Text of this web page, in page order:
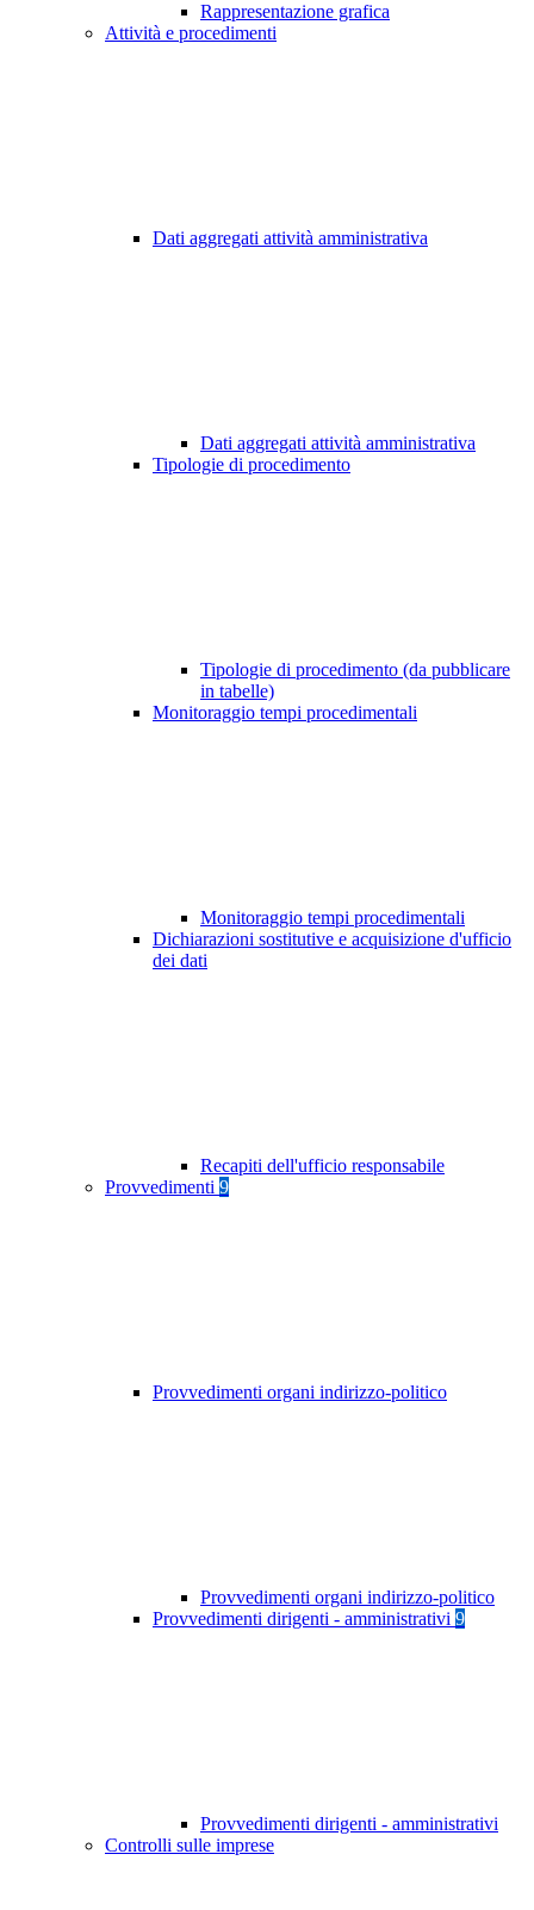
Rappresentazione grafica
Attività e procedimenti
Dati aggregati attività amministrativa
Dati aggregati attività amministrativa
Tipologie di procedimento
Tipologie di procedimento (da pubblicare
in tabelle)
Monitoraggio tempi procedimentali
Monitoraggio tempi procedimentali
Dichiarazioni sostitutive e acquisizione d'ufficio
dei dati
Recapiti dell'ufficio responsabile
Provvedimenti 9
Provvedimenti organi indirizzo-politico
Provvedimenti organi indirizzo-politico
Provvedimenti dirigenti - amministrativi 9
Provvedimenti dirigenti - amministrativi
Controlli sulle imprese